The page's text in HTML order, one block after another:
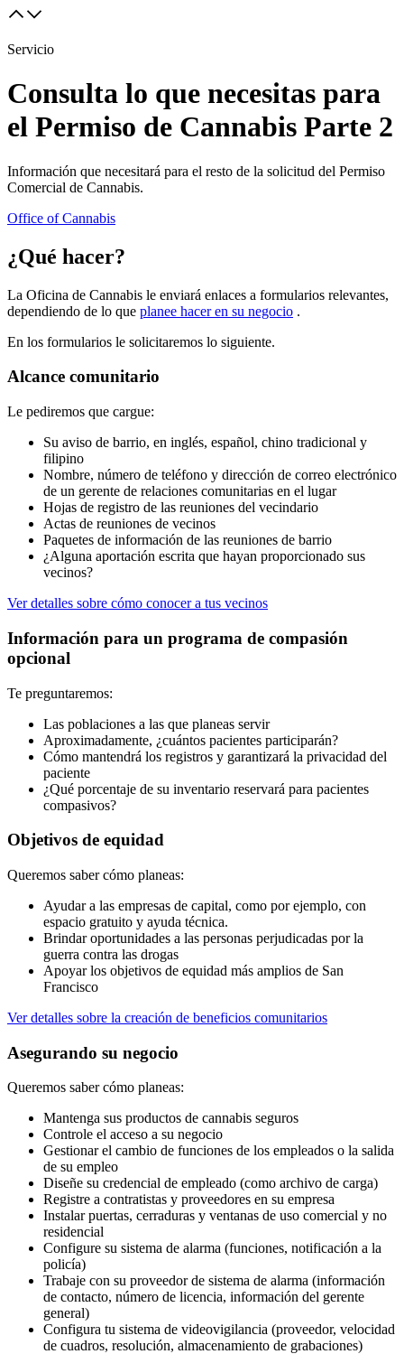
Servicio
Consulta lo que necesitas para
el Permiso de Cannabis Parte 2
Información que necesitará para el resto de la solicitud del Permiso
Comercial de Cannabis.
Office of Cannabis
¿Qué hacer?
La Oficina de Cannabis le enviará enlaces a formularios relevantes,
dependiendo de lo que planee hacer en su negocio .
En los formularios le solicitaremos lo siguiente.
Alcance comunitario
Le pediremos que cargue:
Su aviso de barrio, en inglés, español, chino tradicional y
filipino
Nombre, número de teléfono y dirección de correo electrónico
de un gerente de relaciones comunitarias en el lugar
Hojas de registro de las reuniones del vecindario
Actas de reuniones de vecinos
Paquetes de información de las reuniones de barrio
¿Alguna aportación escrita que hayan proporcionado sus
vecinos?
Ver detalles sobre cómo conocer a tus vecinos
Información para un programa de compasión
opcional
Te preguntaremos:
Las poblaciones a las que planeas servir
Aproximadamente, ¿cuántos pacientes participarán?
Cómo mantendrá los registros y garantizará la privacidad del
paciente
¿Qué porcentaje de su inventario reservará para pacientes
compasivos?
Objetivos de equidad
Queremos saber cómo planeas:
Ayudar a las empresas de capital, como por ejemplo, con
espacio gratuito y ayuda técnica.
Brindar oportunidades a las personas perjudicadas por la
guerra contra las drogas
Apoyar los objetivos de equidad más amplios de San
Francisco
Ver detalles sobre la creación de beneficios comunitarios
Asegurando su negocio
Queremos saber cómo planeas:
Mantenga sus productos de cannabis seguros
Controle el acceso a su negocio
Gestionar el cambio de funciones de los empleados o la salida
de su empleo
Diseñe su credencial de empleado (como archivo de carga)
Registre a contratistas y proveedores en su empresa
Instalar puertas, cerraduras y ventanas de uso comercial y no
residencial
Configure su sistema de alarma (funciones, notificación a la
policía)
Trabaje con su proveedor de sistema de alarma (información
de contacto, número de licencia, información del gerente
general)
Configura tu sistema de videovigilancia (proveedor, velocidad
de cuadros, resolución, almacenamiento de grabaciones)